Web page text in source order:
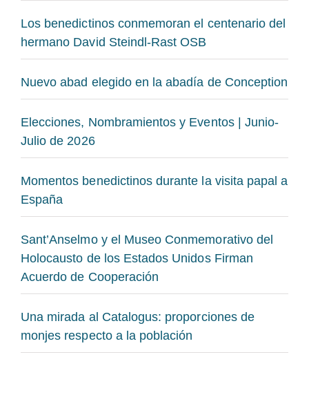
Los benedictinos conmemoran el centenario del
hermano David Steindl-Rast OSB
Nuevo abad elegido en la abadía de Conception
Elecciones, Nombramientos y Eventos | Junio-
Julio de 2026
Momentos benedictinos durante la visita papal a
España
Sant’Anselmo y el Museo Conmemorativo del
Holocausto de los Estados Unidos Firman
Acuerdo de Cooperación
Una mirada al Catalogus: proporciones de
monjes respecto a la población